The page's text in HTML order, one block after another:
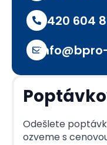
+420 604
Odešlete
ozveme s